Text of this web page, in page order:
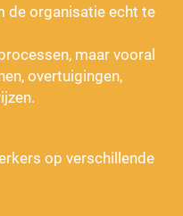
de organisatie echt te
maar vooral
overtuigingen,
op verschillende